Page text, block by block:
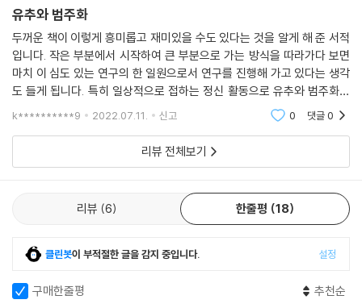
로운 대상에 대한 학습 같은 것이 존재하며, 이 모든 정신 작용은 동일한 근
본적 메커니즘을 통해 이루어진다.
-프롤로그 | 유추, 인지의 핵심 (32쪽)
범주에 대한 고전적 시각은 이제 일반적으로 막다른 길로 인식되기 때문에
에 나섰다. 그들의 목표는 개념이라는 정신적 성운을 탐험하는 것이다. 이
일은 정확한 소속 요건의 역할을 배척하고 대신 원형(특정 범주와의 평생
는 관념 혹은 평생에 걸쳐 직면하는 특정 범주에 대한 전형의 완전한 집합
“뛰어난 수학자는 정리 혹은 이론 사이의 유사성을 보지만 최고의 수학자
는 유사성 사이의 유사성을 본다.” (중략) 아인슈타인의 창의적 생애가 명
확하게 예시하는 것은 과학이라는 거대한 나무에 존재하는 심오하고 추상
적인 유사성에 대한 인식이 단지 잔가지나 큰 가지뿐만 아니라 줄기 자체
를 뒤흔드는 영향을 미친다는 것이다. 지금까지 지구를 뒤흔든 것이 있다
면 바로 아인슈타인이 발견한 유사성이다.
7장과 8장은 과학적 사고에서의 유추를 다룬다. 7장 [순진한 유추]에서는
다. 예로 나눗셈을 분할로 교육하는 경우 나눗셈의 폭넓은 층위를 이해하
지 못하게 만드는 결함이 있다. 이러한 예들을 통해 순진한 유추의 긍정적
인 영향과 부정적인 영향을 다룬다. 8장 [세상을 뒤흔든 유추]에서는 통찰
력 있는 과학자들의 위대한 발견을 다룬다. 수학과 물리학의 역사는 눈덩
이처럼 불어나는 일련의 유추이다. 여기서 다루는 아인슈타인의 유추는 E
=mc²의 의미를 이해하기 위한 아인슈타인의 점진적인 사고의 진전을 유
추 작용을 중심으로 보여 준다. 마지막의 에피다이얼로그는 두 화자(여기
적으로 탐구하는 과정을 대화를 통해 보여 줌으로써 이 책에서 다루는 사
고에 대한 신선한 관점을 한눈에 파악할 수 있도록 돕는다.
더글러스 호프슈태터는 『사고의 본질』을 설명하는 한 강연에서 이 책의 서
술 방식에 대해 길의 작은 턱에서 시작해서 산으로 향하는 것이라고 말한
바 있다. 흔히 이 책을 접하는 사람들은 앞의 방대한 사례들은 건너뛰고 아
유추와 범주화
두꺼운 책이 이렇게 흥미롭고 재미있을 수도 있다는 것을 알게 해 준 서적
입니다. 작은 부분에서 시작하여 큰 부분으로 가는 방식을 따라가다 보면
마치 이 심도 있는 연구의 한 일원으로서 연구를 진행해 가고 있다는 생각
도 들게 됩니다. 특히 일상적으로 접하는 정신 활동으로 유추와 범주화를
설명하고 있어서 지루하지 않고 상당한 지적 쾌감도 얻는 경험을 할 수 있
k**********9 2022.07.11. 신고 0 댓글0
리뷰 전체보기
리뷰 6 한줄평 18
클린봇이 부적절한 글을 감지 중입니다. 설정
구매한줄평 추천순